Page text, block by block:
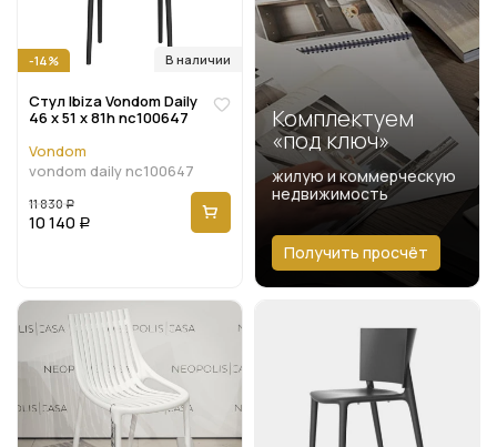
В наличии
-14%
Стул Ibiza Vondom Daily
46 x 51 x 81h nc100647
Vondom
vondom daily nc100647
11 830 Р
10 140 Р
Комплектуем
«под ключ»
жилую и коммерческую
недвижимость
Получить просчёт